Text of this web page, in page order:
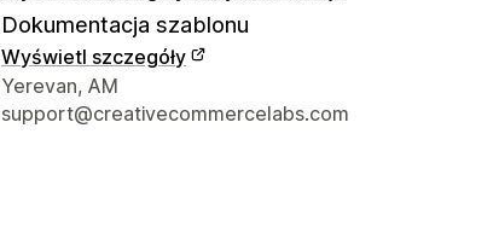
Dokumentacja szablonu
Wyświetl szczegóły
Dane kontaktowe projektanta
Yerevan, AM
support@creativecommercelabs.com